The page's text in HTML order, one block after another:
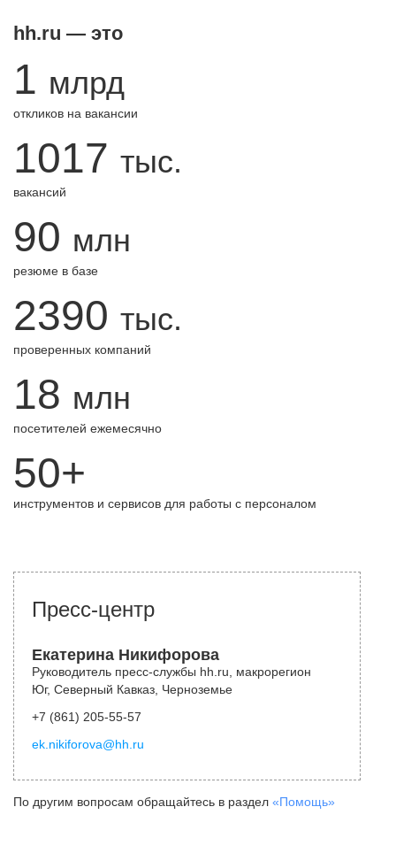
hh.ru — это
1 млрд
откликов на вакансии
1017 тыс.
вакансий
90 млн
резюме в базе
2390 тыс.
проверенных компаний
18 млн
посетителей ежемесячно
50+
инструментов и сервисов для работы с персоналом
Пресс-центр
Екатерина Никифорова
Руководитель пресс-службы hh.ru, макрорегион
Юг, Северный Кавказ, Черноземье
+7 (861) 205-55-57
ek.nikiforova@hh.ru
По другим вопросам обращайтесь в раздел «Помощь»